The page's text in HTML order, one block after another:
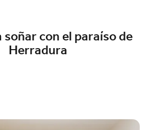
con el paraíso de
Herradura